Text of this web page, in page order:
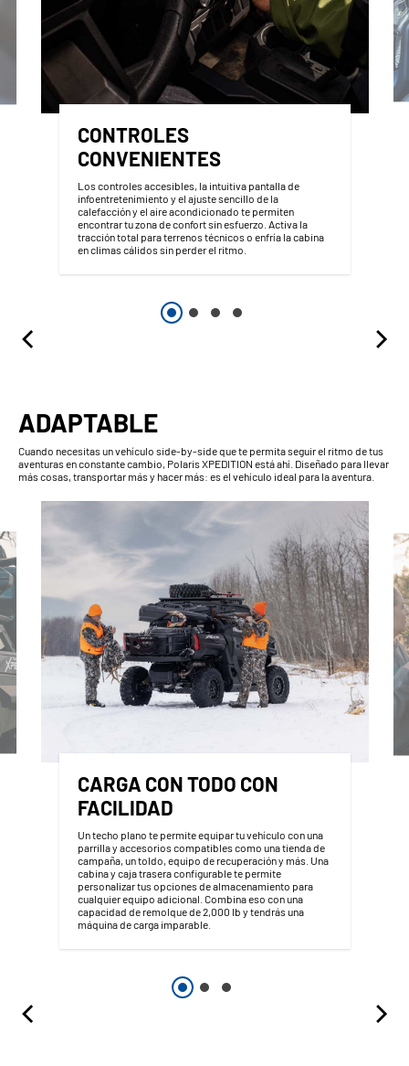
CONTROLES
CONVENIENTES
Los controles accesibles, la intuitiva pantalla de
infoentretenimiento y el ajuste sencillo de la
calefacción y el aire acondicionado te permiten
encontrar tu zona de confort sin esfuerzo. Activa la
tracción total para terrenos técnicos o enfría la cabina
en climas cálidos sin perder el ritmo.
ADAPTABLE
Cuando necesitas un vehículo side-by-side que te permita seguir el ritmo de tus
aventuras en constante cambio, Polaris XPEDITION está ahí. Diseñado para llevar
más cosas, transportar más y hacer más: es el vehículo ideal para la aventura.
CARGA CON TODO CON
FACILIDAD
Un techo plano te permite equipar tu vehículo con una
parrilla y accesorios compatibles como una tienda de
campaña, un toldo, equipo de recuperación y más. Una
cabina y caja trasera configurable te permite
personalizar tus opciones de almacenamiento para
cualquier equipo adicional. Combina eso con una
capacidad de remolque de 2,000 lb y tendrás una
máquina de carga imparable.